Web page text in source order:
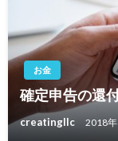
お金
確定申告の還
creatingllc 2018